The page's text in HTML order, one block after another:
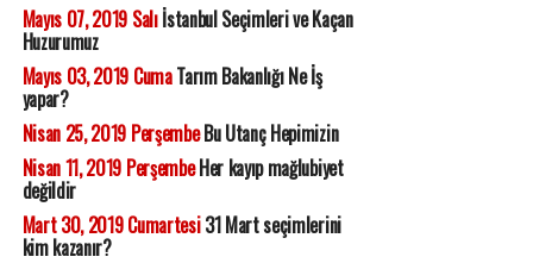
Mayıs 07, 2019 Salıİstanbul Seçimleri ve Kaçan
Huzurumuz
Mayıs 03, 2019 CumaTarım Bakanlığı Ne İş
yapar?
Nisan 25, 2019 PerşembeBu Utanç Hepimizin
Nisan 11, 2019 PerşembeHer kayıp mağlubiyet
değildir
Mart 30, 2019 Cumartesi31 Mart seçimlerini
kim kazanır?